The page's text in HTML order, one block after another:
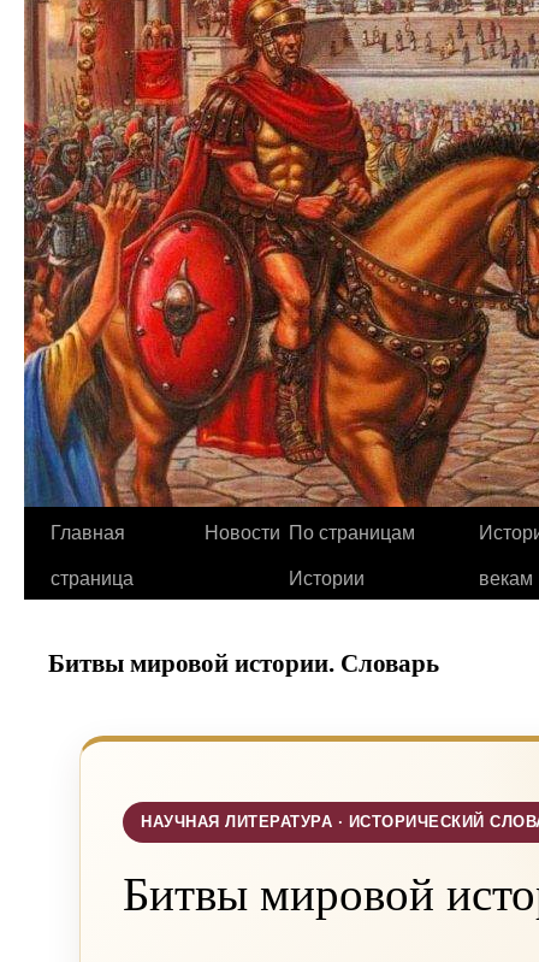
Главная
страница
Новости По страницам
Истории
векам
Битвы мировой истории. Словарь
НАУЧНАЯ ЛИТЕРАТУРА · ИСТОРИЧЕСКИЙ
Битвы мировой